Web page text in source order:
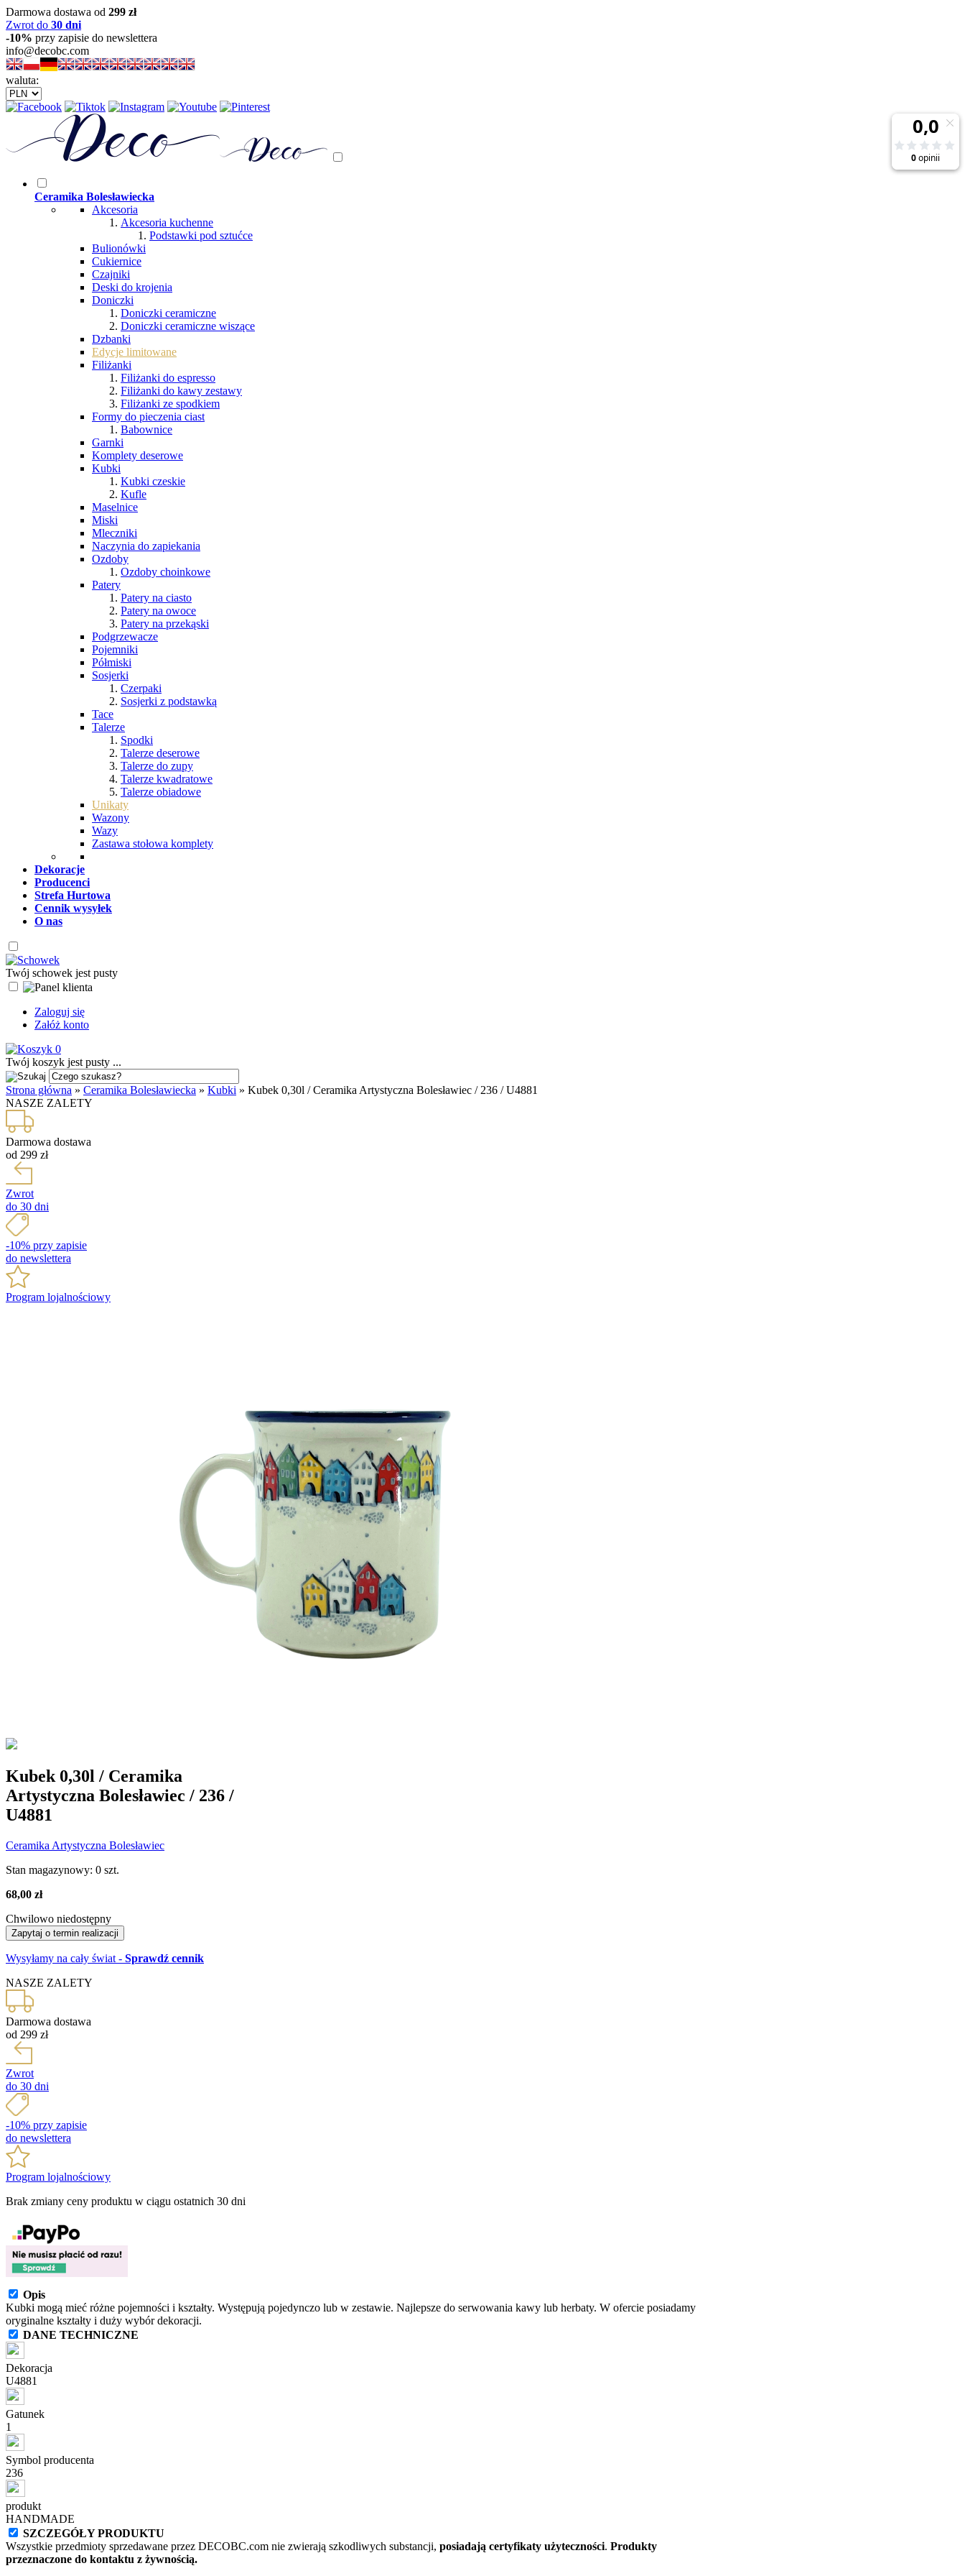
Darmowa dostawa od 299 zł
Zwrot do 30 dni
-10% przy zapisie do newslettera
info@decobc.com
waluta:
Ceramika Bolesławiecka
Akcesoria
Akcesoria kuchenne
Podstawki pod sztućce
Bulionówki
Cukiernice
Czajniki
Deski do krojenia
Doniczki
Doniczki ceramiczne
Doniczki ceramiczne wiszące
Dzbanki
Edycje limitowane
Filiżanki
Filiżanki do espresso
Filiżanki do kawy zestawy
Filiżanki ze spodkiem
Formy do pieczenia ciast
Babownice
Garnki
Komplety deserowe
Kubki
Kubki czeskie
Kufle
Maselnice
Miski
Mleczniki
Naczynia do zapiekania
Ozdoby
Ozdoby choinkowe
Patery
Patery na ciasto
Patery na owoce
Patery na przekąski
Podgrzewacze
Pojemniki
Półmiski
Sosjerki
Czerpaki
Sosjerki z podstawką
Tace
Talerze
Spodki
Talerze deserowe
Talerze do zupy
Talerze kwadratowe
Talerze obiadowe
Unikaty
Wazony
Wazy
Zastawa stołowa komplety
Dekoracje
Producenci
Strefa Hurtowa
Cennik wysyłek
O nas
Twój schowek jest pusty
Zaloguj się
Załóż konto
0
Twój koszyk jest pusty ...
Strona główna » Ceramika Bolesławiecka » Kubki » Kubek 0,30l / Ceramika Artystyczna Bolesławiec / 236 / U4881
NASZE ZALETY
Darmowa dostawa
od 299 zł
Zwrot
do 30 dni
-10% przy zapisie
do newslettera
Program lojalnościowy
Kubek 0,30l / Ceramika
Artystyczna Bolesławiec / 236 /
U4881
Ceramika Artystyczna Bolesławiec
Stan magazynowy: 0 szt.
68,00 zł
Chwilowo niedostępny
Zapytaj o termin realizacji
Wysyłamy na cały świat - Sprawdź cennik
NASZE ZALETY
Darmowa dostawa
od 299 zł
Zwrot
do 30 dni
-10% przy zapisie
do newslettera
Program lojalnościowy
Brak zmiany ceny produktu w ciągu ostatnich 30 dni
Opis
Kubki mogą mieć różne pojemności i kształty. Występują pojedynczo lub w zestawie. Najlepsze do serwowania kawy lub herbaty. W ofercie posiadamy
oryginalne kształty i duży wybór dekoracji.
DANE TECHNICZNE
Dekoracja
U4881
Gatunek
1
Symbol producenta
236
produkt
HANDMADE
SZCZEGÓŁY PRODUKTU
Wszystkie przedmioty sprzedawane przez DECOBC.com nie zwierają szkodliwych substancji, posiadają certyfikaty użyteczności. Produkty
przeznaczone do kontaktu z żywnością.